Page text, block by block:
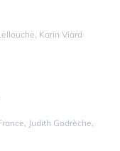
Karin Viard
Judith Godrèche,